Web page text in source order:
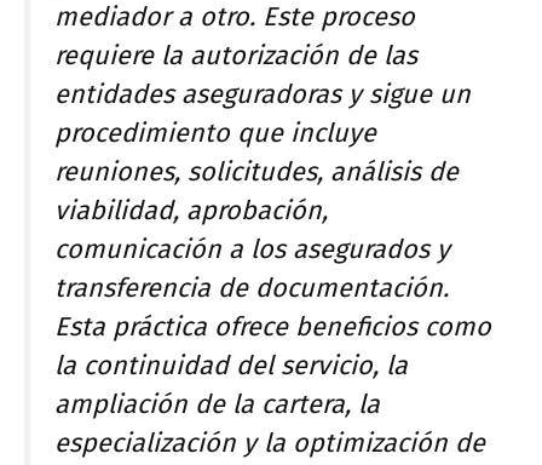
mediador a otro. Este proceso
requiere la autorización de las
entidades aseguradoras y sigue un
procedimiento que incluye
reuniones, solicitudes, análisis de
viabilidad, aprobación,
comunicación a los asegurados y
transferencia de documentación.
Esta práctica ofrece beneficios como
la continuidad del servicio, la
ampliación de la cartera, la
especialización y la optimización de